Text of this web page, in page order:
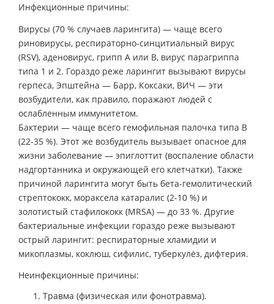
Инфекционные причины:
Вирусы (70 % случаев ларингита) — чаще всего
риновирусы, респираторно-синцитиальный вирус
(RSV), аденовирус, грипп A или B, вирус парагриппа
типа 1 и 2. Гораздо реже ларингит вызывают вирусы
герпеса, Эпштейна — Барр, Коксаки, ВИЧ — эти
возбудители, как правило, поражают людей с
ослабленным иммунитетом.
Бактерии — чаще всего гемофильная палочка типа В
(22-35 %). Этот же возбудитель вызывает опасное для
жизни заболевание — эпиглоттит (воспаление области
надгортанника и окружающей его клетчатки). Также
причиной ларингита могут быть бета-гемолитический
стрептококк, мораксела катаралис (2-10 %) и
золотистый стафилококк (MRSA) — до 33 %. Другие
бактериальные инфекции гораздо реже вызывают
острый ларингит: респираторные хламидии и
микоплазмы, коклюш, сифилис, туберкулёз, дифтерия.
Неинфекционные причины:
Травма (физическая или фонотравма).